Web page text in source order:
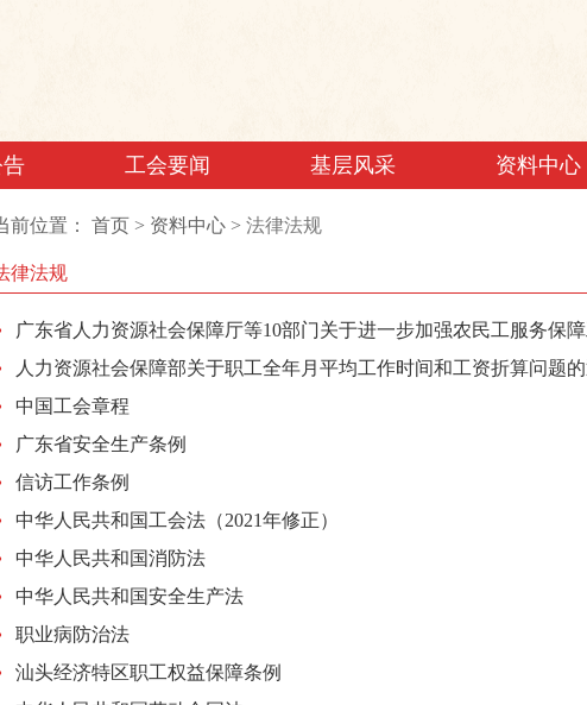
工会要闻 基层风采 资料中心
前位置： 首页 > 资料中心 > 法律法规
律法规
广东省人力资源社会保障厅等10部门关于进一步加强农民工服务保
人力资源社会保障部关于职工全年月平均工作时间和工资折算问题
中国工会章程
广东省安全生产条例
信访工作条例
中华人民共和国工会法（2021年修正）
中华人民共和国消防法
中华人民共和国安全生产法
职业病防治法
汕头经济特区职工权益保障条例